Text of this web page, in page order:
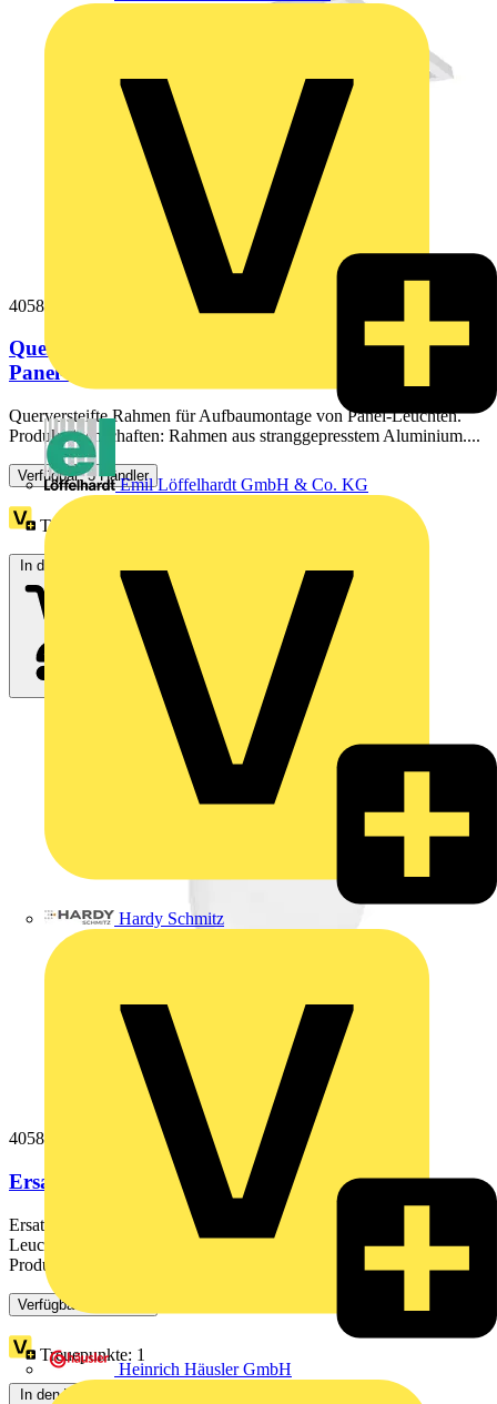
Emil Löffelhardt GmbH & Co. KG
Hardy Schmitz
Heinrich Häusler GmbH
4058075472938
Querversteifte Rahmen für Aufbaumontage von
Panel-Leuchten
Querversteifte Rahmen für Aufbaumontage von Panel-Leuchten.
Produkteigenschaften: Rahmen aus stranggepresstem Aluminium....
Verfügbar: 3 Händler
Treuepunkte:
In den Warenkorb
4058075156821
Ersatz-Abdeckung
Ersatz-Abdeckung. Produkteigenschaften: Opale
Leuchtenabdeckung aus PMMA. Schlagfestigkeit: IK03.
Produktvorteile:...
Verfügbar: 3 Händler
Treuepunkte: 1
In den Warenkorb